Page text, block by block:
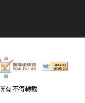
有 不得轉載